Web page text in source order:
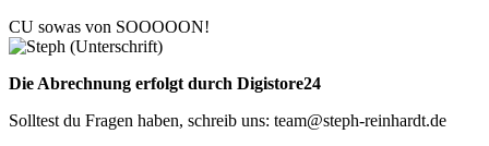
CU sowas von SOOOOON!
Die Abrechnung erfolgt durch Digistore24
Solltest du Fragen haben, schreib uns: team@steph-reinhardt.de